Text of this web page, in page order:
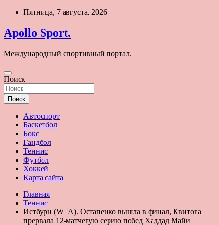
Перейти
содержимому
Пятница, 7 августа, 2026
Apollo Sport.
Международный спортивный портал.
Поиск
Поиск
Автоспорт
Баскетбол
Бокс
Гандбол
Теннис
Футбол
Хоккей
Карта сайта
Главная
Теннис
Истбурн (WTA). Остапенко вышла в финал, Квитова
прервала 12-матчевую серию побед Хаддад Майи